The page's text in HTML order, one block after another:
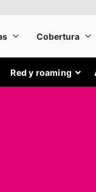
Red y roaming